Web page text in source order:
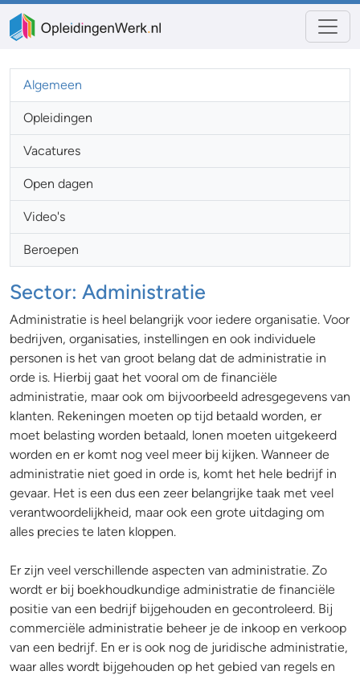
Algemeen
Opleidingen
Vacatures
Open dagen
Video's
Beroepen
Sector: Administratie
Administratie is heel belangrijk voor iedere organisatie. Voor
bedrijven, organisaties, instellingen en ook individuele
personen is het van groot belang dat de administratie in
orde is. Hierbij gaat het vooral om de financiële
administratie, maar ook om bijvoorbeeld adresgegevens van
klanten. Rekeningen moeten op tijd betaald worden, er
moet belasting worden betaald, lonen moeten uitgekeerd
worden en er komt nog veel meer bij kijken. Wanneer de
administratie niet goed in orde is, komt het hele bedrijf in
gevaar. Het is een dus een zeer belangrijke taak met veel
verantwoordelijkheid, maar ook een grote uitdaging om
alles precies te laten kloppen.
Er zijn veel verschillende aspecten van administratie. Zo
wordt er bij boekhoudkundige administratie de financiële
positie van een bedrijf bijgehouden en gecontroleerd. Bij
commerciële administratie beheer je de inkoop en verkoop
van een bedrijf. En er is ook nog de juridische administratie,
waar alles wordt bijgehouden op het gebied van regels en